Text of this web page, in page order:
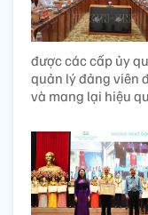
được các cấp ủy
quản lý đảng viên
và mang lại hiệu